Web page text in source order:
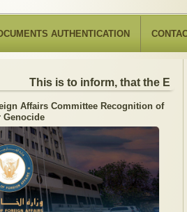
AUTHENTICATION
This is to inform, that the
Affairs Committee Recognition of
Genocide